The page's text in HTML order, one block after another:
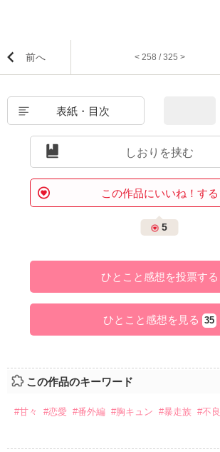
前へ < 258 / 325 >
表紙・目次
しおりを挟む
この作品にいいね！する
5
ひとこと感想を投票する
ひとこと感想を見る 35
この作品のキーワード
#甘々 #恋愛 #番外編 #胸キュン #暴走族 #不良